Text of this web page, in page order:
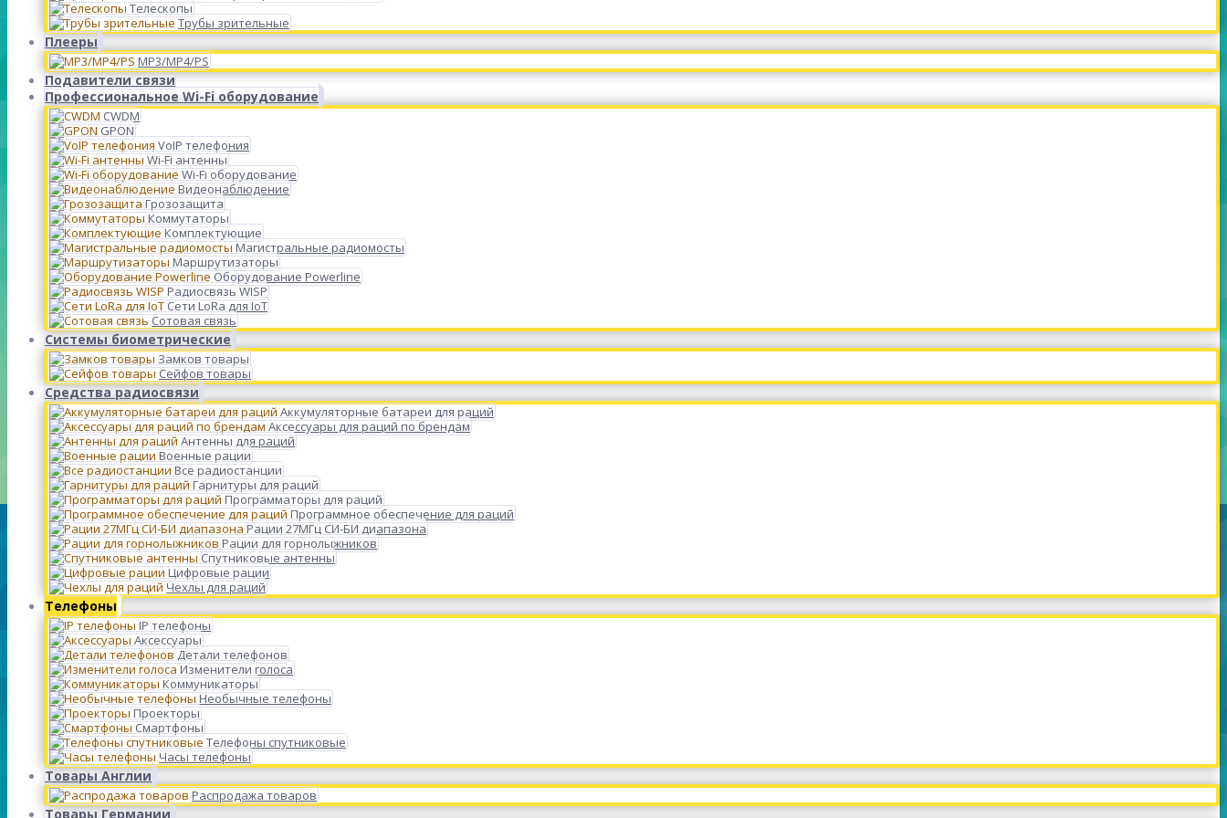
Телескопы
Трубы зрительные
Плееры
MP3/MP4/PS
Подавители связи
Профессиональное Wi-Fi оборудование
CWDM
GPON
VoIP телефония
Wi-Fi антенны
Wi-Fi оборудование
Видеонаблюдение
Грозозащита
Коммутаторы
Комплектующие
Магистральные радиомосты
Маршрутизаторы
Оборудование Powerline
Радиосвязь WISP
Сети LoRa для IoT
Сотовая связь
Системы биометрические
Замков товары
Сейфов товары
Средства радиосвязи
Аккумуляторные батареи для раций
Аксессуары для раций по брендам
Антенны для раций
Военные рации
Все радиостанции
Гарнитуры для раций
Программаторы для раций
Программное обеспечение для раций
Рации 27МГц СИ-БИ диапазона
Рации для горнолыжников
Спутниковые антенны
Цифровые рации
Чехлы для раций
Телефоны
IP телефоны
Аксессуары
Детали телефонов
Изменители голоса
Коммуникаторы
Необычные телефоны
Проекторы
Смартфоны
Телефоны спутниковые
Часы телефоны
Товары Англии
Распродажа товаров
Товары Германии